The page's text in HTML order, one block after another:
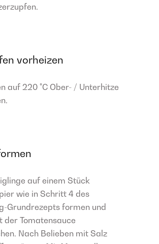
vorheizen
auf 220 °C Ober- / Unterhitze
auf einem Stück
wie in Schritt 4 des
Grundrezepts formen und
der Tomatensauce
Nach Belieben mit Salz